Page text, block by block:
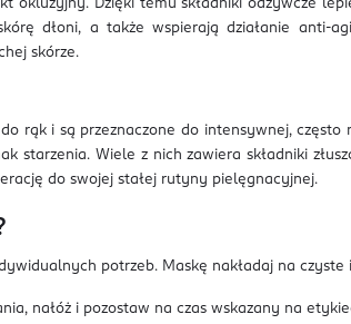
okluzyjny. Dzięki temu składniki odżywcze
dłoni, a także wspierają działanie anti-
skórze.
rąk i są przeznaczone do intensywnej,
starzenia. Wiele z nich zawiera składniki
do swojej stałej rutyny pielęgnacyjnej.
potrzeb. Maskę nakładaj na
nałóż i pozostaw na czas wskazany na